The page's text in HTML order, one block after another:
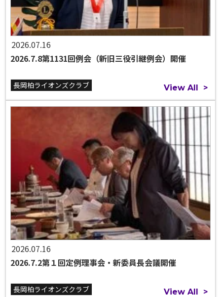
2026.07.16
2026.7.8第1131回例会（新旧三役引継例会）開催
長岡柏ライオンズクラブ View All >
2026.07.16
2026.7.2第１回定例理事会・新委員長会議開催
長岡柏ライオンズクラブ View All >